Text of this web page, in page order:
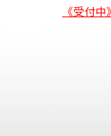
《受付中》